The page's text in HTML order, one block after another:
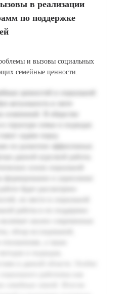
в реализации
по поддержке
и вызовы социальных
семейные ценности.